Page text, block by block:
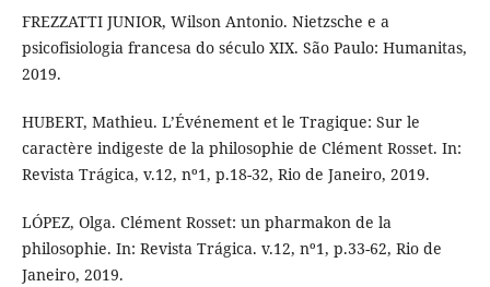
FREZZATTI JUNIOR, Wilson Antonio. Nietzsche e a
psicofisiologia francesa do século XIX. São Paulo: Humanitas,
2019.
HUBERT, Mathieu. L’Événement et le Tragique: Sur le
caractère indigeste de la philosophie de Clément Rosset. In:
Revista Trágica, v.12, nº1, p.18-32, Rio de Janeiro, 2019.
LÓPEZ, Olga. Clément Rosset: un pharmakon de la
philosophie. In: Revista Trágica. v.12, nº1, p.33-62, Rio de
Janeiro, 2019.